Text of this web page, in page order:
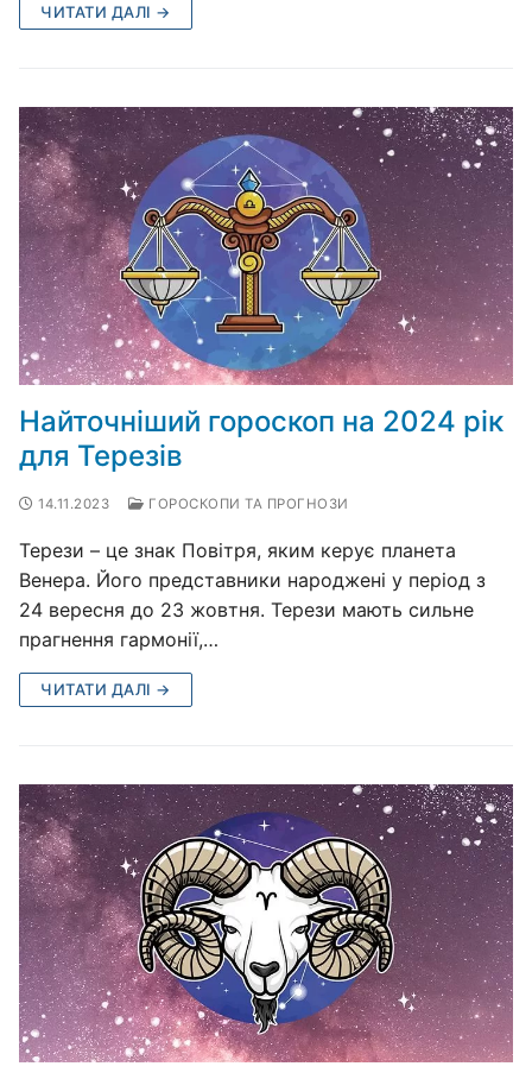
ЧИТАТИ ДАЛІ →
Найточніший гороскоп на 2024 рік
для Терезів
14.11.2023 ГОРОСКОПИ ТА ПРОГНОЗИ
Терези – це знак Повітря, яким керує планета
Венера. Його представники народжені у період з
24 вересня до 23 жовтня. Терези мають сильне
прагнення гармонії,…
ЧИТАТИ ДАЛІ →